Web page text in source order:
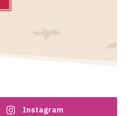
Instagram